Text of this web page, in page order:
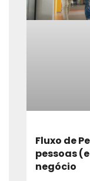
Fluxo de
pessoas
negócio